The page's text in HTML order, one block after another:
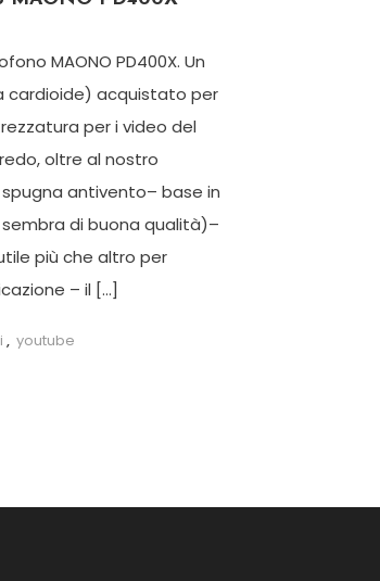
MAONO PD400X. Un
cardioide) acquistato per
per i video del
oltre al nostro
antivento– base in
di buona qualità)–
più che altro per
– il […]
, youtube